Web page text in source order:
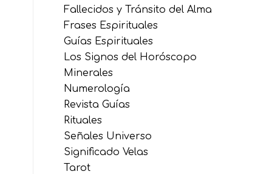
Fallecidos y Tránsito del Alma
Frases Espirituales
Guías Espirituales
Los Signos del Horóscopo
Minerales
Numerología
Revista Guías
Rituales
Señales Universo
Significado Velas
Tarot